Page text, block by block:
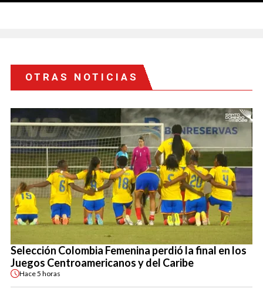
OTRAS NOTICIAS
Selección Colombia Femenina perdió la final en los
Juegos Centroamericanos y del Caribe
Hace5 horas